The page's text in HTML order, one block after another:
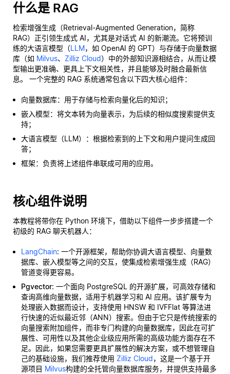
什么是 RAG
检索增强生成（Retrieval-Augmented Generation，简称
RAG）正引领生成式 AI，尤其是对话式 AI 的新潮流。它将预训
练的大语言模型（LLM，如 OpenAI 的 GPT）与存储于向量数据
库（如 Milvus、 Zilliz Cloud）中的外部知识源相结合，从而让模
型输出更准确、更具上下文相关性，并且能够及时融合最新信
息。 一个完整的 RAG 系统通常包含以下四大核心组件：
向量数据库：用于存储与检索向量化后的知识；
嵌入模型：将文本转为向量表示，为后续的相似度搜索提供支
持；
大语言模型（LLM）：根据检索到的上下文和用户提问生成回
答；
框架：负责将上述组件串联成可用的应用。
核心组件说明
本教程将带你在 Python 环境下，借助以下组件一步步搭建一个
初级的 RAG 聊天机器人：
LangChain: 一个开源框架，帮助你协调大语言模型、向量数
据库、嵌入模型等之间的交互，使集成检索增强生成（RAG）
管道变得更容易。
Pgvector: 一个面向 PostgreSQL 的开源扩展，可高效存储和
查询高维向量数据，适用于机器学习和 AI 应用。该扩展专为
处理嵌入数据而设计，支持使用 HNSW 和 IVFFlat 等算法进
行快速的近似最近邻（ANN）搜索。但由于它只是传统搜索的
向量搜索附加组件，而非专门构建的向量数据库，因此在可扩
展性、可用性以及其他企业级应用所需的高级功能方面存在不
足。因此，如果您需要更具扩展性的解决方案，或不想管理自
己的基础设施，我们推荐使用 Zilliz Cloud，这是一个基于开
源项目 Milvus构建的全托管向量数据库服务，并提供支持最多